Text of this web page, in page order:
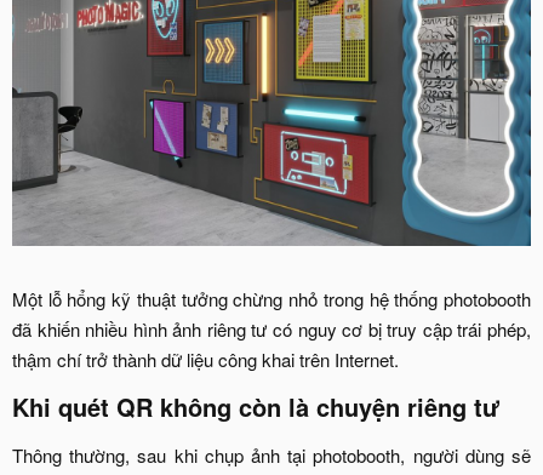
Một lỗ hổng kỹ thuật tưởng chừng nhỏ trong hệ thống photobooth
đã khiến nhiều hình ảnh riêng tư có nguy cơ bị truy cập trái phép,
thậm chí trở thành dữ liệu công khai trên Internet.​
Khi quét QR không còn là chuyện riêng tư​
Thông thường, sau khi chụp ảnh tại photobooth, người dùng sẽ